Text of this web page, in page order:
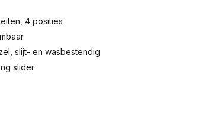
4 posities
slijt- en wasbestendig
slider